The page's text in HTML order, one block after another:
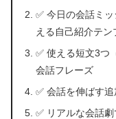
✅ 今日の会話ミ
える自己紹介テン
✅ 使える短文3つ
会話フレーズ
✅ 会話を伸ばす
✅ リアルな会話